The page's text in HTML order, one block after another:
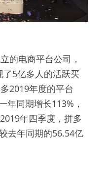
的电商平台公司，
5亿多人的活跃买
2019年度的平台
年同期增长113%，
年四季度，拼多
去年同期的56.54亿